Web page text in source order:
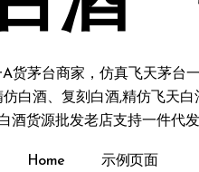
茅台商家，仿真飞天茅台
白酒、复刻白酒,精仿飞天
酒货源批发老店支持一件代
Home 示例页面